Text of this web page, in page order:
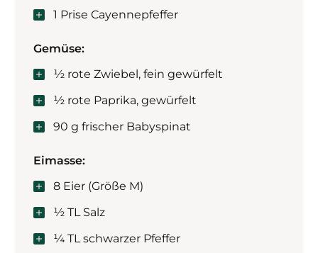
1 Prise Cayennepfeffer
Gemüse:
½ rote Zwiebel, fein gewürfelt
½ rote Paprika, gewürfelt
90 g frischer Babyspinat
Eimasse:
8 Eier (Größe M)
½ TL Salz
¼ TL schwarzer Pfeffer